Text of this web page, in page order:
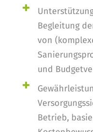
Begleitung
von
und
Betrieb,